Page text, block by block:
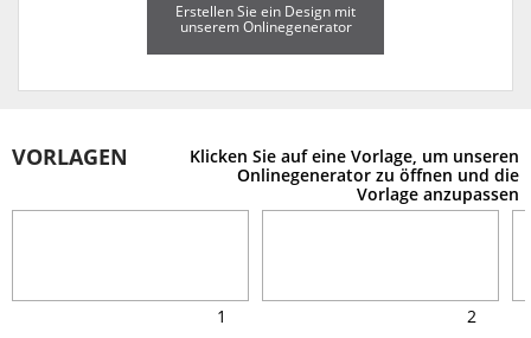
Erstellen Sie ein Design mit
unserem Onlinegenerator
VORLAGEN
Klicken Sie auf eine Vorlage, um unseren
Onlinegenerator zu öffnen und die
Vorlage anzupassen
1 2